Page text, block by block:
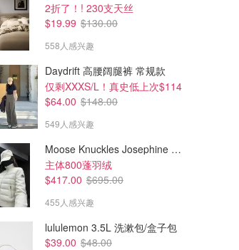
2折了！! 230支天丝
$19.99 $130.00
558人感兴趣
Daydrift 高腰阔腿裤 常规款
仅剩XXXS/L！真史低上次$114
$64.00 $148.00
549人感兴趣
Moose Knuckles Josephine 拼接夹克
主体800蓬羽绒
$417.00 $695.00
455人感兴趣
lululemon 3.5L 洗漱包/盒子包
$39.00 $48.00